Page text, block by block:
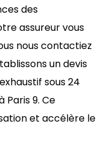
des
assureur vous
nous contactiez
un devis
sous 24
Paris 9. Ce
et accélère le